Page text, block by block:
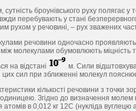
броунівського руху полягає у
перебувають у стані
рухом у речовині, – рух зважених
речовини одночасно
молекулами обумовлюють міцність
на відстані
м. Сили
сил при зближенні молекул
кількості речовини з точки
Згідно до визначення молем
атомів в 0,012 кг 12С (нукліда